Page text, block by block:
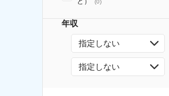
(0)
年収
指定しない
指定しない